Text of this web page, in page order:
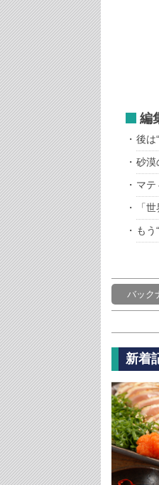
編
後は
砂漠
マテ
「
も
バック
新着